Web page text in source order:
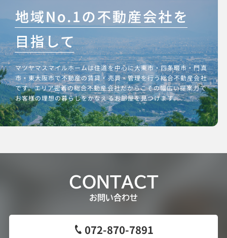
マツヤマスマイルホームは住道を中心に大東市・四条畷市・門真
市・東大阪市で不動産の賃貸・売買・管理を行う総合不動産会社
です。エリア密着の総合不動産会社だからこその幅広い提案力で
お客様の理想の暮らしをかなえるお部屋を見つけます。
CONTACT
お問い合わせ
072-870-7891